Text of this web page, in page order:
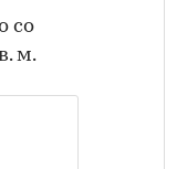
со
м.